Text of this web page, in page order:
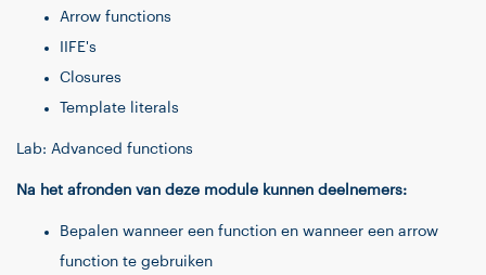
Arrow functions
IIFE's
Closures
Template literals
Lab: Advanced functions
Na het afronden van deze module kunnen deelnemers:
Bepalen wanneer een function en wanneer een arrow
function te gebruiken